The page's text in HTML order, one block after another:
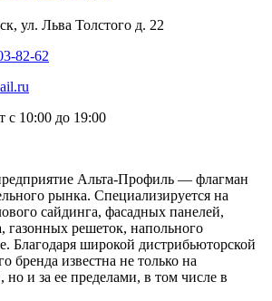
, ул. Льва Толстого д. 22
82-62
с 10:00 до 19:00
Альта-Профиль — флагман
рынка. Специализируется на
сайдинга, фасадных панелей,
газонных решеток, напольного
Благодаря широкой дистрибьюторской
бренда известна не только на
и за ее пределами, в том числе в